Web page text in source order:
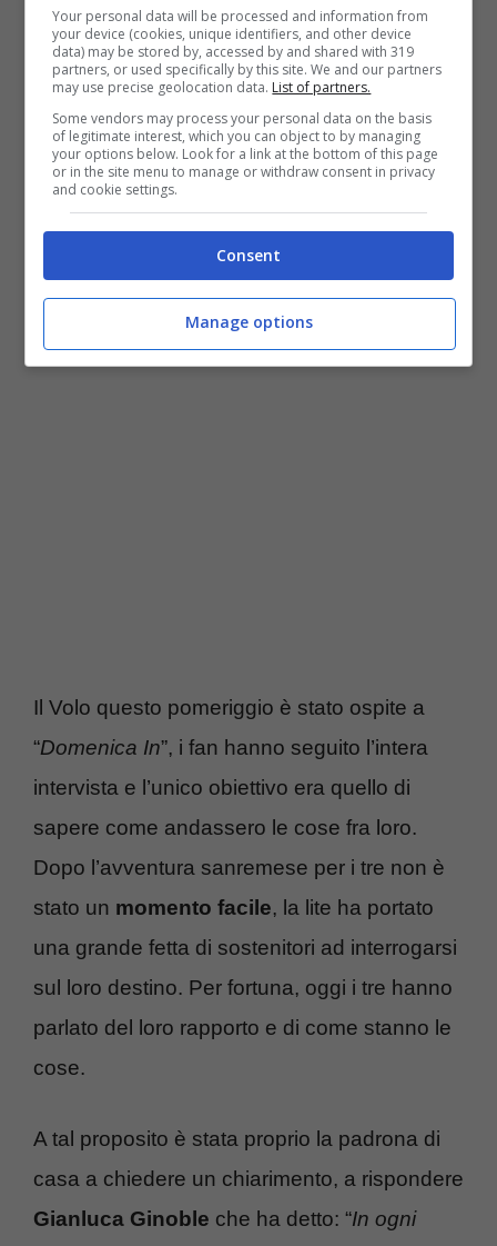
Qualche settimana fa, a far aumentare i
sospetti era stata anche la voce di alcune
lezioni prese da solistada Pietro Barone.
Una cosa è certa, però, oggi i tre tenori erano
insieme, dunque, al momento quanti li
amano possono tirare un sospiro di sollievo.
I tre tenori a “Domenica In” parlano del
rapporto fra loro
Il Volo questo pomeriggio è stato ospite a
“Domenica In”, i fan hanno seguito l’intera
intervista e l’unico obiettivo era quello di
sapere come andassero le cose fra loro.
Dopo l’avventura sanremese per i tre non è
stato un momento facile, la lite ha portato
una grande fetta di sostenitori ad interrogarsi
sul loro destino. Per fortuna, oggi i tre hanno
parlato del loro rapporto e di come stanno le
cose.
A tal proposito è stata proprio la padrona di
casa a chiedere un chiarimento, a rispondere
Gianluca Ginoble che ha detto: “In ogni
Your personal data will be processed and information from
your device (cookies, unique identifiers, and other device
data) may be stored by, accessed by and shared with 319
partners, or used specifically by this site. We and our partners
may use precise geolocation data. List of partners.
Some vendors may process your personal data on the basis
of legitimate interest, which you can object to by managing
your options below. Look for a link at the bottom of this page
or in the site menu to manage or withdraw consent in privacy
and cookie settings.
Consent
Manage options